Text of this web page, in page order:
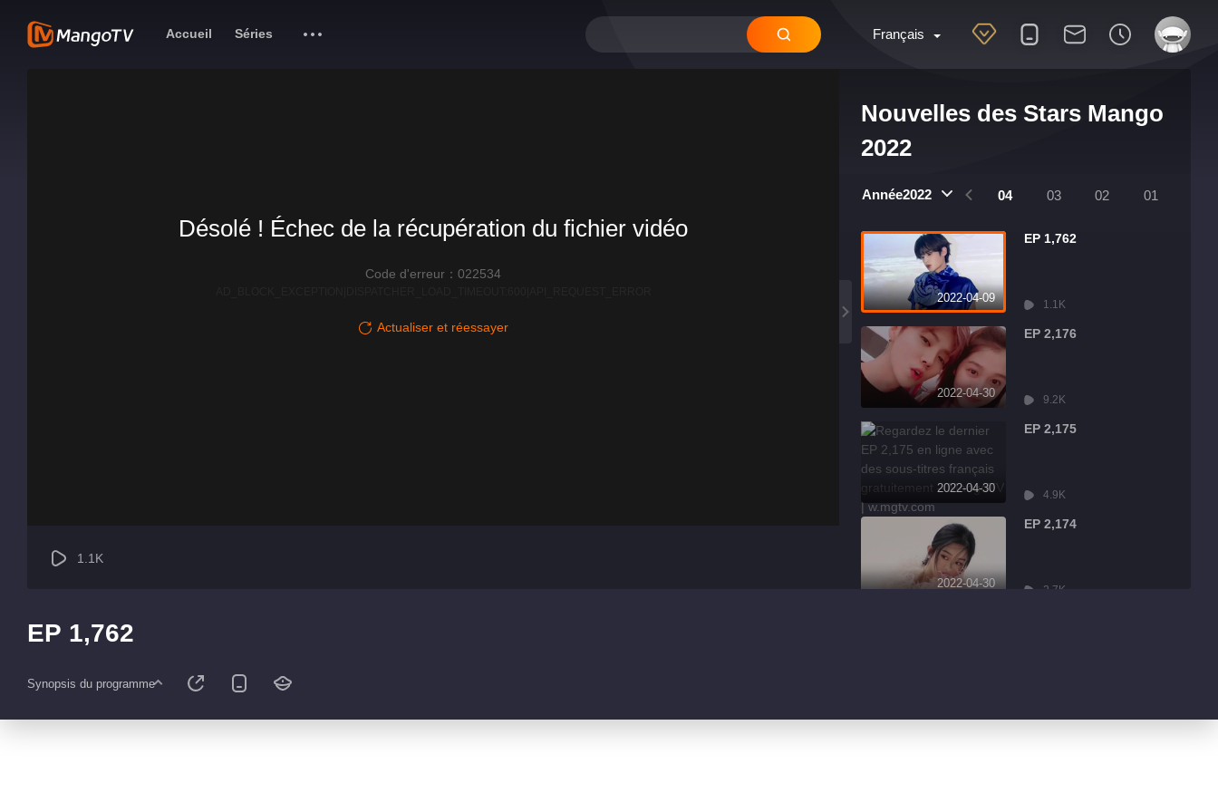
Français
Accueil Séries
Nouvelles des Stars Mango
2022
Année2022
07 06 05 04 03 02 01
2022-04-09
EP 1,762
1.1K
2022-04-30
EP 2,176
9.2K
2022-04-30
EP 2,175
4.9K
2022-04-30
EP 2,174
2.7K
Désolé ! Échec de la récupération du fichier vidéo
Code d'erreur：022534
Actualiser et réessayer
1.1K
EP 1,762
Synopsis du programme